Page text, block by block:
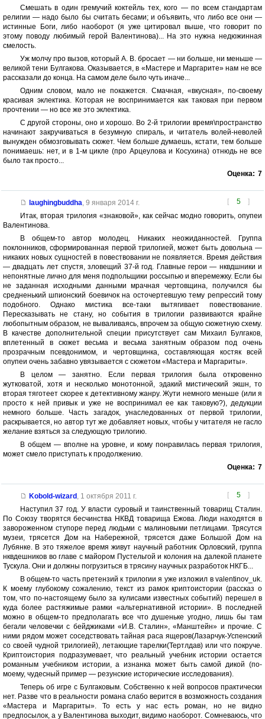
Смешать в один гремучий коктейль тех, кого — по всем стандартам
религии — надо было бы считать бесами; и объявить, что либо все они —
истинные Боги, либо наоборот (я уже цитировал выше, что говорит по
этому поводу любимый герой Валентинова)... На это нужна недюжинная
смелость.
Уж молчу про вызов, который А. В. бросает — ни больше, ни меньше —
великой тени Булгакова. Оказывается, в «Мастере и Маргарите» нам не все
рассказали до конца. На самом деле было чуть иначе...
Одним словом, мало не покажется. Смачная, «вкусная», по-своему
красивая эклектика. Которая не воспринимается как таковая при первом
прочтении — но все же это эклектика.
С другой стороны, оно и хорошо. Во 2-й трилогии время\пространство
начинают закручиваться в безумную спираль, и читатель волей-неволей
вынужден обмозговывать сюжет. Чем больше думаешь, кстати, тем больше
понимаешь: нет, и в 1-м цикле (про Арцеулова и Косухина) отнюдь не все
было так просто...
Оценка: 7
[ 5 ]
laughingbuddha, 9 января 2014 г.
Итак, вторая трилогия «знаковой», как сейчас модно говорить, опупеи
Валентинова.
В общем-то автор молодец. Никаких неожиданностей. Группа
поклонников, сформированная первой трилогией, может быть довольна —
никаких новых сущностей в повествовании не появляется. Время действия
— двадцать лет спустя, зловещий 37-й год. Главные герои — нквдшники и
непонятные лично для меня подпольщики россыпью и вперемежку. Если бы
не заданная исходными данными мрачная чертовщина, получился бы
средненький шпионский боевичок на осточертевшую тему репрессий тому
подобного. Однако мистика все-таки вытягивает повествование.
Пересказывать не стану, но события в трилогии развиваются крайне
любопытным образом, не вываливаясь, впрочем за общую сюжетную схему.
В качестве дополнительной специи присутствует сам Михаил Булгаков,
вплетенный в сюжет весьма и весьма занятным образом под очень
прозрачным псевдонимом, и чертовщинка, составляющая костяк всей
опупеи очень забавно увязывается с сюжетом «Мастера и Маргариты».
В целом — занятно. Если первая трилогия была откровенно
жутковатой, хотя и несколько монотонной, эдакий мистический экшн, то
вторая тяготеет скорее к детективному жанру. Жути немного меньше (или я
просто к ней привык и уже не воспринимал ее как таковую?), дедукции
немного больше. Часть загадок, унаследованных от первой трилогии,
раскрывается, но автор тут же добавляет новых, чтобы у читателя не гасло
желание взяться за следующую трилогию.
В общем — вполне на уровне, и кому понравилась первая трилогия,
может смело приступать к продолжению.
Оценка: 7
[ 5 ]
Kobold-wizard , 1 октября 2011 г.
Наступил 37 год. У власти суровый и таинственный товарищ Сталин.
По Союзу творятся бесчинства НКВД товарища Ежова. Люди находятся в
завороженном ступоре перед людьми с малиновыми петлицами. Трясутся
музеи, трясется Дом на Набережной, трясется даже Большой Дом на
Лубянке. В это тяжелое время живут научный работник Орловский, группа
нквдешников во главе с майором Пустельгой и колония на далекой планете
Тускула. Они и должны погрузиться в трясину научных разработок НКГБ...
В общем-то часть претензий к трилогии я уже изложил в valentinov_uk.
К моему глубокому сожалению, текст из рамок криптоистории (рассказ о
том, что по-настоящему было за кулисами известных событий) перешел в
куда более растяжимые рамки «альтернативной истории». В последней
можно в общем-то предполагать все что душеньке угодно, лишь бы там
бегали человечки с бейджиками «И.В. Сталин», «Манштейн» и прочие. С
ними рядом может соседствовать тайная раса ящеров(Лазарчук-Успенский
со своей чудной трилогией), летающие тарелки(Тертлдав) или что покруче.
Криптоистория подразумевает, что реальный учебник истории остается
романным учебником истории, а изнанка может быть самой дикой (по-
моему, чудесный пример — резунские исторические исследования).
Теперь об игре с Булгаковым. Собственно к ней вопросов практически
нет. Разве что в реальности романа слабо верится в возможность создания
«Мастера и Маргариты». То есть у нас есть роман, но не видно
предпосылок, а у Валентинова выходит, видимо наоборот. Сомневаюсь, что